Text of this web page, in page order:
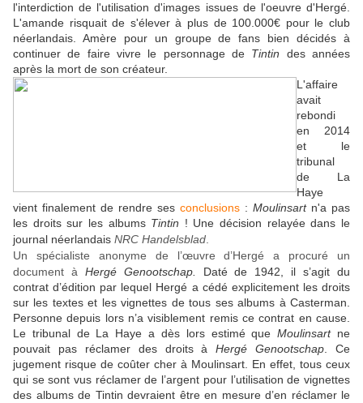
l'interdiction de l'utilisation d'images issues de l'oeuvre d'Hergé.
L'amande risquait de s'élever à plus de 100.000€ pour le club
néerlandais. Amère pour un groupe de fans bien décidés à
continuer de faire vivre le personnage de Tintin des années
après la mort de son créateur.
L'affaire
avait
rebondi
en 2014
et le
tribunal
de La
Haye
vient finalement de rendre ses conclusions : Moulinsart n'a pas
les droits sur les albums Tintin ! Une décision relayée dans le
journal néerlandais NRC Handelsblad
Un spécialiste anonyme de l’œuvre d’Hergé a procuré un
document à Hergé Genootschap.
Daté de 1942, il s’agit du
contrat d’édition par lequel Hergé a cédé explicitement les droits
sur les textes et les vignettes de tous ses albums à Casterman.
Personne depuis lors n’a visiblement remis ce contrat en cause.
Le tribunal de La Haye a dès lors estimé queMoulinsart ne
pouvait pas réclamer des droits àHergé Genootschap . Ce
jugement risque de coûter cher à Moulinsart. En effet, tous ceux
qui se sont vus réclamer de l’argent pour l’utilisation de vignettes
des albums de Tintin devraient être en mesure d’en réclamer le